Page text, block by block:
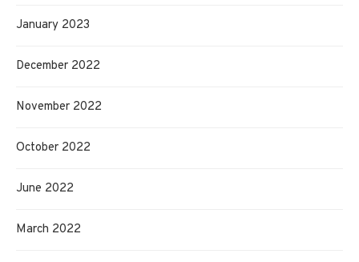
January 2023
December 2022
November 2022
October 2022
June 2022
March 2022